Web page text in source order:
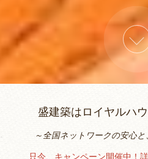
盛建築はロイヤルハ
～全国ネットワークの安心
只今、キャンペーン開催中！